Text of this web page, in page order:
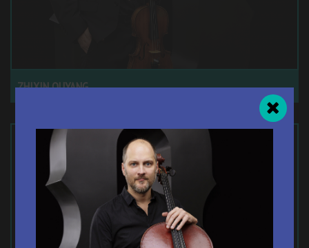
ZHIXIN OUYANG